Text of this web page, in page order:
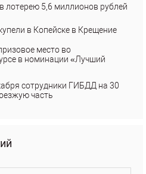
лотерею 5,6 миллионов рублей
в Копейске в Крещение
место во
в номинации «Лучший
сотрудники ГИБДД на 30
часть